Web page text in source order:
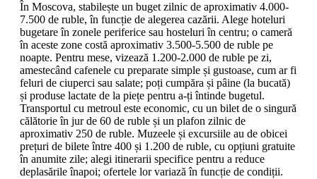
În Moscova, stabilește un buget zilnic de aproximativ 4.000-
7.500 de ruble, în funcție de alegerea cazării. Alege hoteluri
bugetare în zonele periferice sau hosteluri în centru; o cameră
în aceste zone costă aproximativ 3.500-5.500 de ruble pe
noapte. Pentru mese, vizează 1.200-2.000 de ruble pe zi,
amestecând cafenele cu preparate simple și gustoase, cum ar fi
feluri de ciuperci sau salate; poți cumpăra și pâine (la bucată)
și produse lactate de la piețe pentru a-ți întinde bugetul.
Transportul cu metroul este economic, cu un bilet de o singură
călătorie în jur de 60 de ruble și un plafon zilnic de
aproximativ 250 de ruble. Muzeele și excursiile au de obicei
prețuri de bilete între 400 și 1.200 de ruble, cu opțiuni gratuite
în anumite zile; alegi itinerarii specifice pentru a reduce
deplasările înapoi; ofertele lor variază în funcție de condiții.